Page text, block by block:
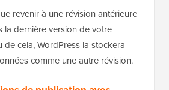
revenir à une révision antérieure
la dernière version de votre
de cela, WordPress la stockera
comme une autre révision.